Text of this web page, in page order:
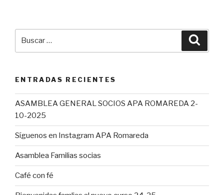
ENTRADAS RECIENTES
ASAMBLEA GENERAL SOCIOS APA ROMAREDA 2-
10-2025
Síguenos en Instagram APA Romareda
Asamblea Familias socias
Café con fé